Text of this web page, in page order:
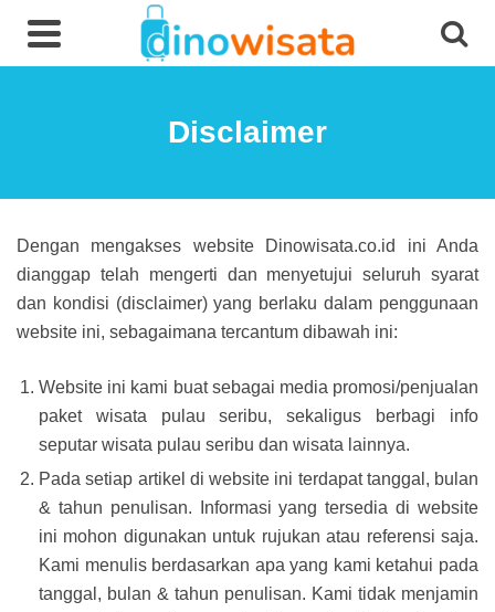
Disclaimer
Dengan mengakses website Dinowisata.co.id ini Anda
dianggap telah mengerti dan menyetujui seluruh syarat
dan kondisi (disclaimer) yang berlaku dalam penggunaan
website ini, sebagaimana tercantum dibawah ini:
Website ini kami buat sebagai media promosi/penjualan
paket wisata pulau seribu, sekaligus berbagi info
seputar wisata pulau seribu dan wisata lainnya.
Pada setiap artikel di website ini terdapat tanggal, bulan
& tahun penulisan. Informasi yang tersedia di website
ini mohon digunakan untuk rujukan atau referensi saja.
Kami menulis berdasarkan apa yang kami ketahui pada
tanggal, bulan & tahun penulisan. Kami tidak menjamin